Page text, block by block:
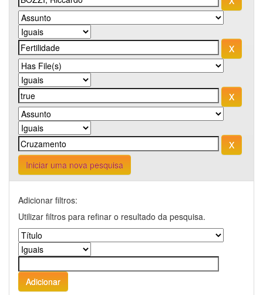
Iniciar uma nova pesquisa
Adicionar filtros:
Utilizar filtros para refinar o resultado da pesquisa.